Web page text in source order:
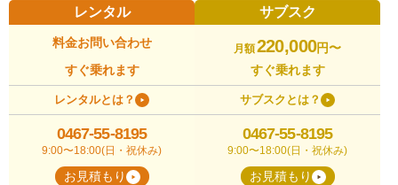
レンタル
料金お問い合わせ
すぐ乗れます
レンタルとは？
0467-55-8195
9:00〜18:00(日・祝休み)
お見積もり
サブスク
月額220,000円〜
すぐ乗れます
サブスクとは？
0467-55-8195
9:00〜18:00(日・祝休み)
お見積もり